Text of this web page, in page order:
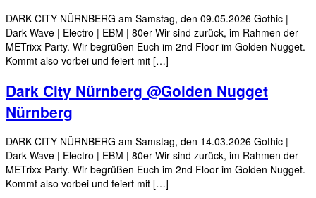
DARK CITY NÜRNBERG am Samstag, den 09.05.2026 Gothic |
Dark Wave | Electro | EBM | 80er Wir sind zurück, im Rahmen der
METrixx Party. Wir begrüßen Euch im 2nd Floor im Golden Nugget.
Kommt also vorbei und feiert mit […]
Dark City Nürnberg @Golden Nugget
Nürnberg
DARK CITY NÜRNBERG am Samstag, den 14.03.2026 Gothic |
Dark Wave | Electro | EBM | 80er Wir sind zurück, im Rahmen der
METrixx Party. Wir begrüßen Euch im 2nd Floor im Golden Nugget.
Kommt also vorbei und feiert mit […]